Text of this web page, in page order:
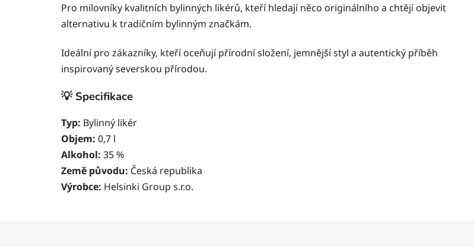
Pro milovníky kvalitních bylinných likérů, kteří hledají něco originálního a chtějí objevit
alternativu k tradičním bylinným značkám.
Ideální pro zákazníky, kteří oceňují přírodní složení, jemnější styl a autentický příběh
inspirovaný severskou přírodou.
💡 Specifikace
Typ: Bylinný likér
Objem: 0,7 l
Alkohol: 35 %
Země původu: Česká republika
Výrobce: Helsinki Group s.r.o.